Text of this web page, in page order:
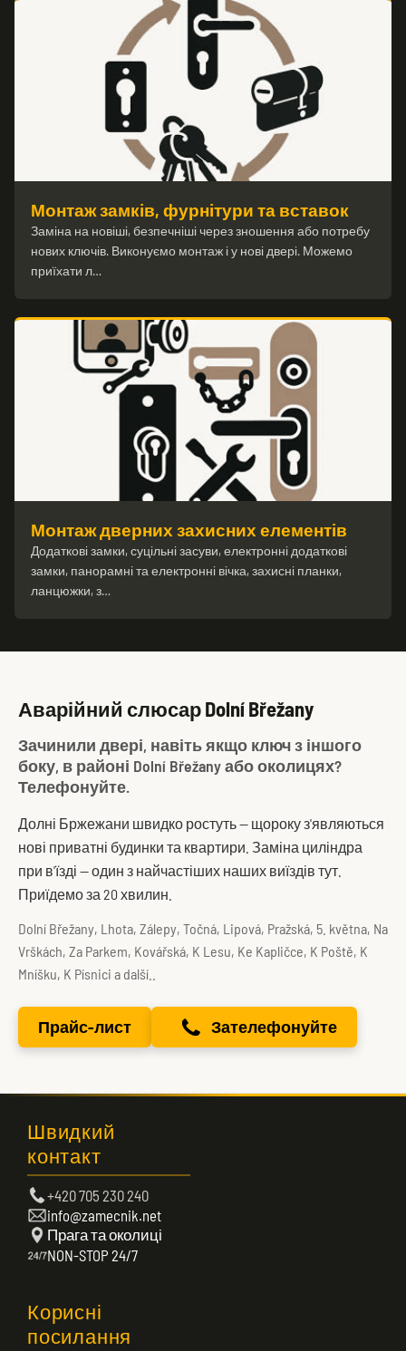
Монтаж замків, фурнітури та вставок
Заміна на новіші, безпечніші через зношення або потребу
нових ключів. Виконуємо монтаж і у нові двері. Можемо
приїхати л…
Монтаж дверних захисних елементів
Додаткові замки, суцільні засуви, електронні додаткові
замки, панорамні та електронні вічка, захисні планки,
ланцюжки, з…
Аварійний слюсар Dolní Břežany
Зачинили двері, навіть якщо ключ з іншого
боку, в районі Dolní Břežany або околицях?
Телефонуйте.
Долні Бржежани швидко ростуть — щороку з'являються
нові приватні будинки та квартири. Заміна циліндра
при в'їзді — один з найчастіших наших виїздів тут.
Приїдемо за 20 хвилин.
Dolní Břežany, Lhota, Zálepy, Točná, Lipová, Pražská, 5. května, Na
Vrškách, Za Parkem, Kovářská, K Lesu, Ke Kapličce, K Poště, K
Mníšku, K Písnici a další..
Прайс-лист Зателефонуйте
Швидкий
контакт
+420 705 230 240
info@zamecnik.net
Прага та околиці
NON-STOP 24/7
Корисні
посилання